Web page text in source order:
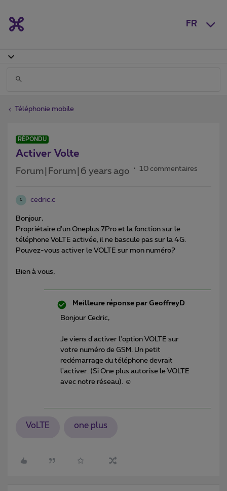
FR
Téléphonie mobile
RÉPONDU
Activer Volte
Forum|Forum|6 years ago 10 commentaires
C cedric.c
Bonjour,
Propriétaire d'un Oneplus 7Pro et la fonction sur le
téléphone VoLTE activée, il ne bascule pas sur la 4G.
Pouvez-vous activer le VOLTE sur mon numéro?
Bien à vous,
Meilleure réponse par GeoffreyD
Bonjour Cedric,
Je viens d'activer l'option VOLTE sur
votre numéro de GSM. Un petit
redémarrage du téléphone devrait
l'activer. (Si One plus autorise le VOLTE
avec notre réseau). ☺️
VoLTE one plus